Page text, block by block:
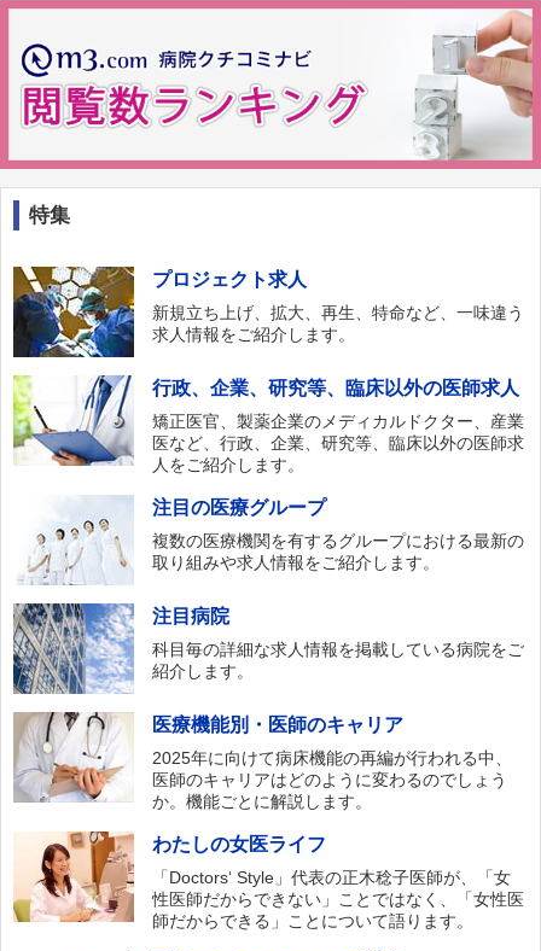
特集
プロジェクト求人
新規立ち上げ、拡大、再生、特命など、一味違う
求人情報をご紹介します。
行政、企業、研究等、臨床以外の医師求人
矯正医官、製薬企業のメディカルドクター、産業
医など、行政、企業、研究等、臨床以外の医師求
人をご紹介します。
注目の医療グループ
複数の医療機関を有するグループにおける最新の
取り組みや求人情報をご紹介します。
注目病院
科目毎の詳細な求人情報を掲載している病院をご
紹介します。
医療機能別・医師のキャリア
2025年に向けて病床機能の再編が行われる中、
医師のキャリアはどのように変わるのでしょう
か。機能ごとに解説します。
わたしの女医ライフ
「Doctors‘ Style」代表の正木稔子医師が、「女
性医師だからできない」ことではなく、「女性医
師だからできる」ことについて語ります。